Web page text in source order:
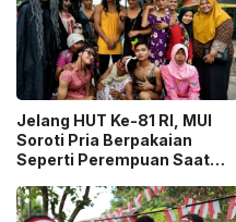
Jelang HUT Ke-81 RI, MUI
Soroti Pria Berpakaian
Seperti Perempuan Saat